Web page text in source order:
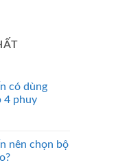
có dùng
4 phuy
nên chọn bộ